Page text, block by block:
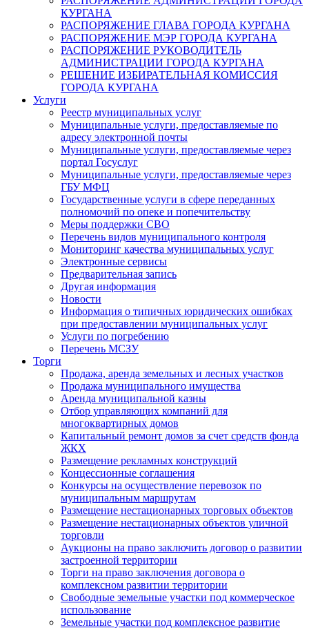
КУРГАНА
РАСПОРЯЖЕНИЕ ГЛАВА ГОРОДА КУРГАНА
РАСПОРЯЖЕНИЕ МЭР ГОРОДА КУРГАНА
РАСПОРЯЖЕНИЕ РУКОВОДИТЕЛЬ
АДМИНИСТРАЦИИ ГОРОДА КУРГАНА
РЕШЕНИЕ ИЗБИРАТЕЛЬНАЯ КОМИССИЯ
ГОРОДА КУРГАНА
Услуги
Реестр муниципальных услуг
Муниципальные услуги, предоставляемые по
адресу электронной почты
Муниципальные услуги, предоставляемые через
портал Госуслуг
Муниципальные услуги, предоставляемые через
ГБУ МФЦ
Государственные услуги в сфере переданных
полномочий по опеке и попечительству
Меры поддержки СВО
Перечень видов муниципального контроля
Мониторинг качества муниципальных услуг
Электронные сервисы
Предварительная запись
Другая информация
Новости
Информация о типичных юридических ошибках
при предоставлении муниципальных услуг
Услуги по погребению
Перечень МСЗУ
Торги
Продажа, аренда земельных и лесных участков
Продажа муниципального имущества
Аренда муниципальной казны
Отбор управляющих компаний для
многоквартирных домов
Капитальный ремонт домов за счет средств фонда
ЖКХ
Размещение рекламных конструкций
Концессионные соглашения
Конкурсы на осуществление перевозок по
муниципальным маршрутам
Размещение нестационарных торговых объектов
Размещение нестационарных объектов уличной
торговли
Аукционы на право заключить договор о развитии
застроенной территории
Торги на право заключения договора о
комплексном развитии территории
Свободные земельные участки под коммерческое
использование
Земельные участки под комплексное развитие